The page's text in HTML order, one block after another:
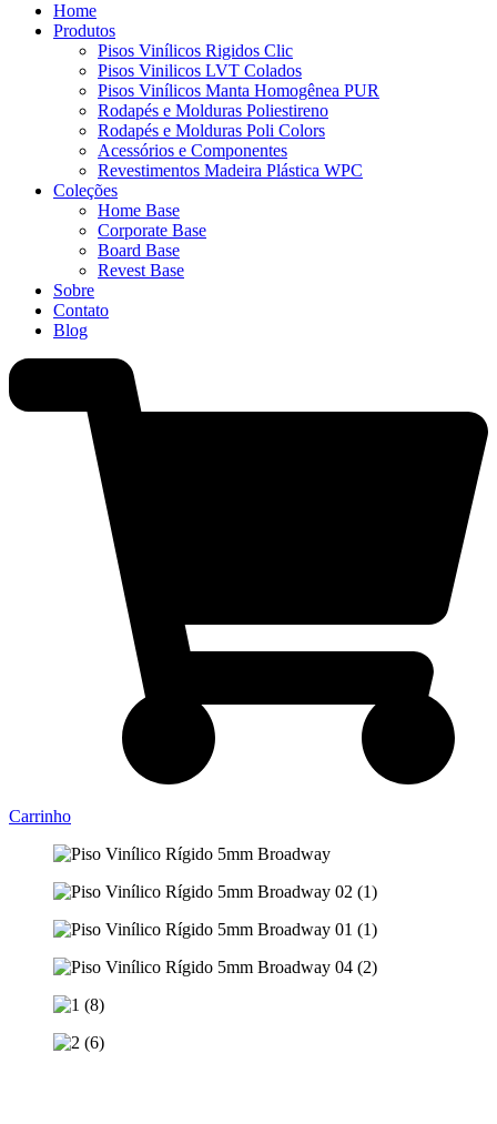
Home
Produtos
⁠Pisos Vinílicos Rigidos Clic
⁠Pisos Vinilicos LVT Colados
Pisos Vinílicos Manta Homogênea PUR
Rodapés e Molduras Poliestireno
Rodapés e Molduras Poli Colors
⁠Acessórios e Componentes
⁠Revestimentos Madeira Plástica WPC
Coleções
Home Base
Corporate Base
Board Base
Revest Base
Sobre
Contato
Blog
Carrinho